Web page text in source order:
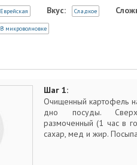
Еврейская Вкус: Сладкое
В микроволновке
Шаг 1:
Очищенный картофель
дно посуды.
размоченный (1 час в
сахар, мед и жир.